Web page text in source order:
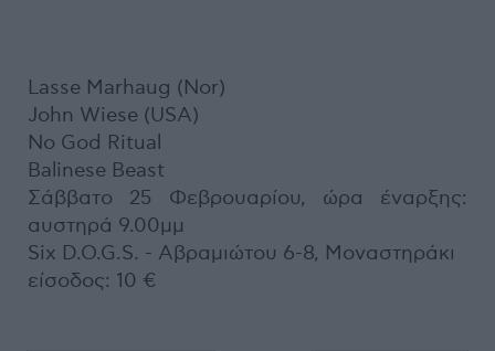
Lasse Marhaug (Nor)
John Wiese (USA)
No God Ritual
Balinese Beast
Σάββατο 25 Φεβρουαρίου, ώρα έναρξης:
αυστηρά 9.00μμ
Six D.O.G.S. - Αβραμιώτου 6-8, Μοναστηράκι
είσοδος: 10 €